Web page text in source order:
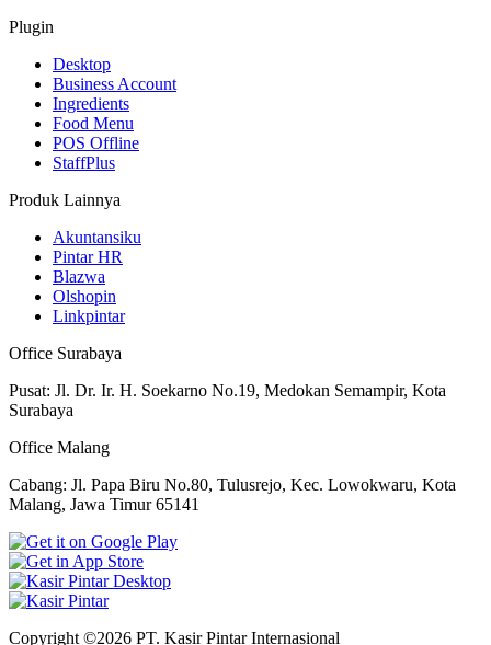
Plugin
Desktop
Business Account
Ingredients
Food Menu
POS Offline
StaffPlus
Produk Lainnya
Akuntansiku
Pintar HR
Blazwa
Olshopin
Linkpintar
Office Surabaya
Pusat: Jl. Dr. Ir. H. Soekarno No.19, Medokan Semampir, Kota
Surabaya
Office Malang
Cabang: Jl. Papa Biru No.80, Tulusrejo, Kec. Lowokwaru, Kota
Malang, Jawa Timur 65141
Copyright ©2026 PT. Kasir Pintar Internasional